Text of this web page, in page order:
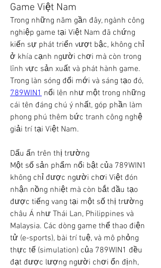
Game Việt Nam
Trong những năm gần đây, ngành công
nghiệp game tại Việt Nam đã chứng
kiến sự phát triển vượt bậc, không chỉ
ở khía cạnh người chơi mà còn trong
lĩnh vực sản xuất và phát hành game.
789WIN1 nổi lên như một trong những
cái tên đáng chú ý nhất, góp phần làm
phong phú thêm bức tranh công nghệ
giải trí tại Việt Nam.
Dấu ấn trên thị trường
Một số sản phẩm nổi bật của 789WIN1
không chỉ được người chơi Việt đón
nhận nồng nhiệt mà còn bắt đầu tạo
được tiếng vang tại một số thị trường
châu Á như Thái Lan, Philippines và
Malaysia. Các dòng game thể thao điện
tử (e-sports), bài trí tuệ, và mô phỏng
thực tế (simulation) của 789WIN1 đều
đạt được lượng người chơi ổn định,